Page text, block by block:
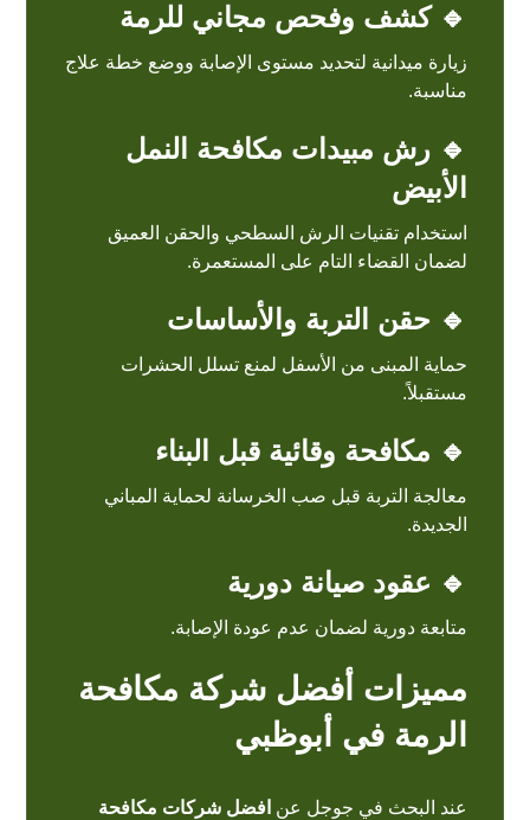
🔹 كشف وفحص مجاني للرمة
زيارة ميدانية لتحديد مستوى الإصابة ووضع خطة علاج
مناسبة.
🔹 رش مبيدات مكافحة النمل
الأبيض
استخدام تقنيات الرش السطحي والحقن العميق
لضمان القضاء التام على المستعمرة.
🔹 حقن التربة والأساسات
حماية المبنى من الأسفل لمنع تسلل الحشرات
مستقبلاً.
🔹 مكافحة وقائية قبل البناء
معالجة التربة قبل صب الخرسانة لحماية المباني
الجديدة.
🔹 عقود صيانة دورية
متابعة دورية لضمان عدم عودة الإصابة.
مميزات أفضل شركة مكافحة
الرمة في أبوظبي
عند البحث في جوجل عن افضل شركات مكافحة